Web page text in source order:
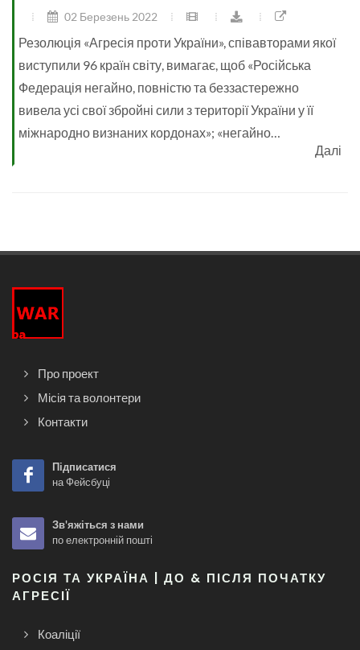
02 Березень 2022
Резолюція «Агресія проти України», співавторами якої
виступили 96 країн світу, вимагає, щоб «Російська
Федерація негайно, повністю та беззастережно
вивела усі свої збройні сили з території України у її
міжнародно визнаних кордонах»; «негайно…
Далі
Про проект
Місія та волонтери
Контакти
Підписатися
на Фейсбуці
Зв'яжіться з нами
по електронній пошті
РОСІЯ ТА УКРАЇНА | ДО & ПІСЛЯ ПОЧАТКУ
АГРЕСІЇ
Коаліції